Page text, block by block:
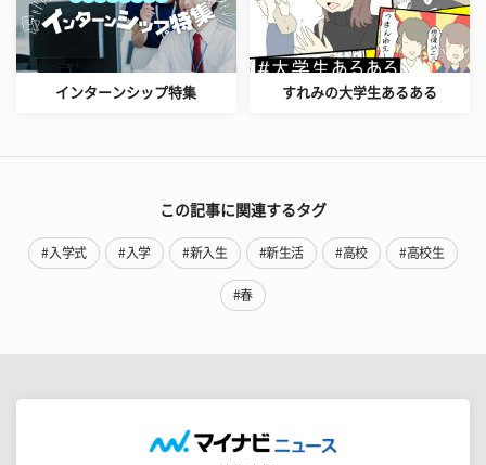
インターンシップ特集 すれみの大学生あるある
この記事に関連するタグ
#入学式 #入学 #新入生 #新生活 #高校 #高校生
#春